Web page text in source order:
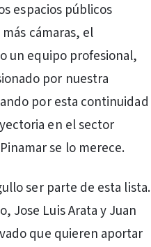
espacios públicos
cámaras, el
un equipo profesional,
por nuestra
por esta continuidad
en el sector
se lo merece.
ser parte de esta lista.
Jose Luis Arata y Juan
que quieren aportar